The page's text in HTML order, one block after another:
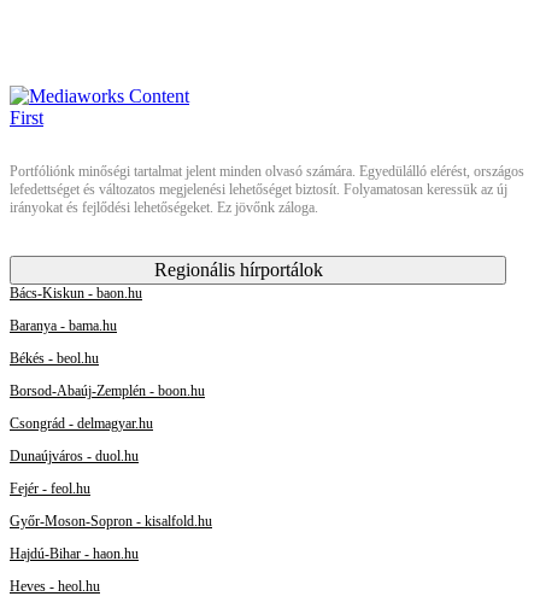
Portfóliónk minőségi tartalmat jelent minden olvasó számára. Egyedülálló elérést, országos
lefedettséget és változatos megjelenési lehetőséget biztosít. Folyamatosan keressük az új
irányokat és fejlődési lehetőségeket. Ez jövőnk záloga.
Regionális hírportálok
Bács-Kiskun - baon.hu
Baranya - bama.hu
Békés - beol.hu
Borsod-Abaúj-Zemplén - boon.hu
Csongrád - delmagyar.hu
Dunaújváros - duol.hu
Fejér - feol.hu
Győr-Moson-Sopron - kisalfold.hu
Hajdú-Bihar - haon.hu
Heves - heol.hu